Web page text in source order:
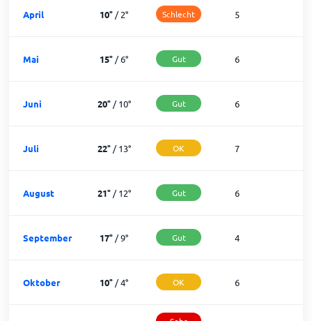
April 10° /2° Schlecht 5
Mai 15° /6° Gut 6
Juni 20°/10° Gut 6
Juli 22°/13° OK 7
August 21°/12° Gut 6
September 17° /9° Gut 4
Oktober 10° /4° OK 6